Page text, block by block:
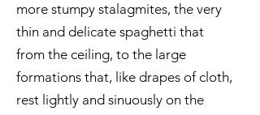
more stumpy stalagmites, the very
thin and delicate spaghetti that
from the ceiling, to the large
formations that, like drapes of cloth,
rest lightly and sinuously on the